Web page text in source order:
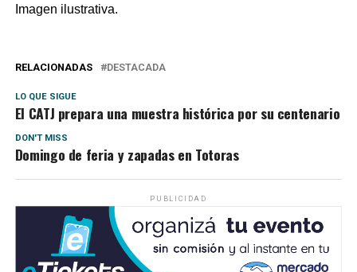
Imagen ilustrativa.
RELACIONADAS DESTACADA
LO QUE SIGUE
El CATJ prepara una muestra histórica por su centenario
DON'T MISS
Domingo de feria y zapadas en Totoras
PUBLICIDAD